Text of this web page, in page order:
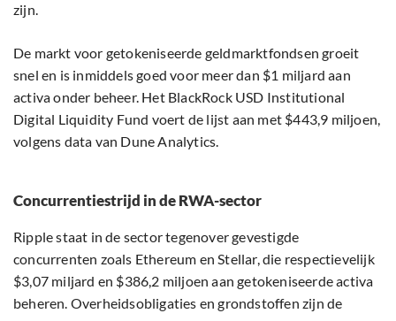
zijn.
De markt voor getokeniseerde geldmarktfondsen groeit
snel en is inmiddels goed voor meer dan $1 miljard aan
activa onder beheer. Het BlackRock USD Institutional
Digital Liquidity Fund voert de lijst aan met $443,9 miljoen,
volgens data van Dune Analytics.
Concurrentiestrijd in de RWA-sector
Ripple staat in de sector tegenover gevestigde
concurrenten zoals Ethereum en Stellar, die respectievelijk
$3,07 miljard en $386,2 miljoen aan getokeniseerde activa
beheren. Overheidsobligaties en grondstoffen zijn de